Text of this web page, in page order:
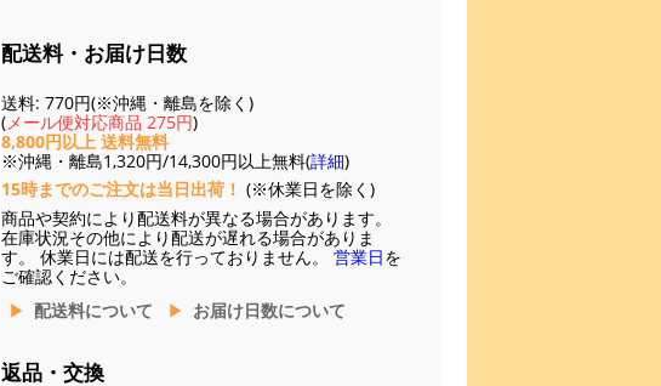
配送料・お届け日数
送料: 770円(※沖縄・離島を除く)
(メール便対応商品 275円)
8,800円以上 送料無料
※沖縄・離島1,320円/14,300円以上無料(詳細)
15時までのご注文は当日出荷！ (※休業日を除く)
商品や契約により配送料が異なる場合があります。
在庫状況その他により配送が遅れる場合がありま
す。 休業日には配送を行っておりません。 営業日を
ご確認ください。
配送料について
お届け日数について
返品・交換